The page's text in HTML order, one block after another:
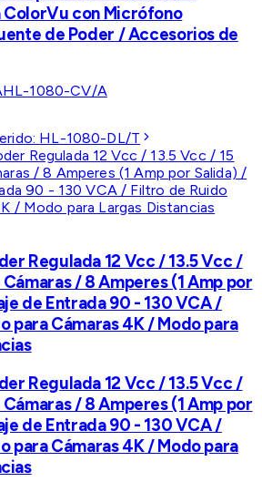
ColorVu con Micrófono
de Poder / Accesorios de
HL-1080-CV/A
HL-1080-DL/T
Regulada 12 Vcc / 13.5 Vcc /
/ 8 Amperes (1 Amp por
de Entrada 90 - 130 VCA /
para Cámaras 4K / Modo para
Regulada 12 Vcc / 13.5 Vcc /
/ 8 Amperes (1 Amp por
de Entrada 90 - 130 VCA /
para Cámaras 4K / Modo para